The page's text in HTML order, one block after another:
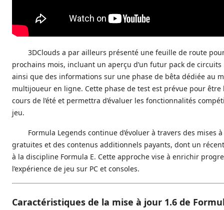
3DClouds a par ailleurs présenté une feuille de route
prochains mois, incluant un aperçu d’un futur pack de
ainsi que des informations sur une phase de bêta dédiée au
multijoueur en ligne. Cette phase de test est prévue pour être
cours de l’été et permettra d’évaluer les fonctionnalités
jeu.
Formula Legends continue d’évoluer à travers des mises
gratuites et des contenus additionnels payants, dont un
à la discipline Formula E. Cette approche vise à enrichir
l’expérience de jeu sur PC et consoles.
Caractéristiques de la mise à jour 1.6 de